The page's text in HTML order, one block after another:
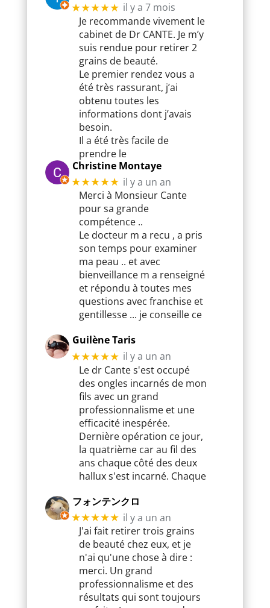
★★★★★ il y a 7 mois
Je recommande vivement le
cabinet de Dr CANTE. Je m’y
suis rendue pour retirer 2
grains de beauté.
Le premier rendez vous a
été très rassurant, j’ai
obtenu toutes les
informations dont j’avais
besoin.
Il a été très facile de
prendre le
Christine Montaye
★★★★★ il y a un an
Merci à Monsieur Cante
pour sa grande
compétence ..
Le docteur m a recu , a pris
son temps pour examiner
ma peau .. et avec
bienveillance m a renseigné
et répondu à toutes mes
questions avec franchise et
gentillesse ... je conseille ce
Guilène Taris
★★★★★ il y a un an
Le dr Cante s'est occupé
des ongles incarnés de mon
fils avec un grand
professionnalisme et une
efficacité inespérée.
Dernière opération ce jour,
la quatrième car au fil des
ans chaque côté des deux
hallux s'est incarné. Chaque
フォンテンクロ
★★★★★ il y a un an
J'ai fait retirer trois grains
de beauté chez eux, et je
n'ai qu'une chose à dire :
merci. Un grand
professionnalisme et des
résultats qui sont toujours